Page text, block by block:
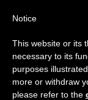
SPIRITUALITÀ E
Notice
This website or its
necessary to its
purposes
more or withdraw
please refer to the